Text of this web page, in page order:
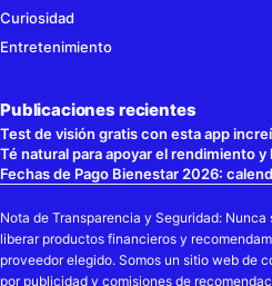
Curiosidad
Entretenimiento
Publicaciones recientes
Test de visión gratis con esta app
Té natural para apoyar el rendimiento y
Fechas de Pago Bienestar 2026:
Nota de Transparencia y Seguridad:
liberar productos financieros y
proveedor elegido. Somos un sitio web de
por publicidad y comisiones de